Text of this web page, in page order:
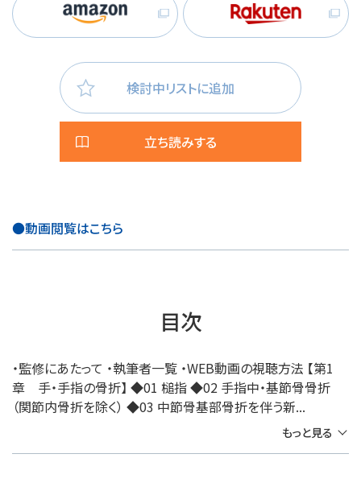
検討中リストに追加
立ち読みする
●動画閲覧はこちら
目次
・監修にあたって ・執筆者一覧 ・WEB動画の視聴方法 【第1
章 手・手指の骨折】 ◆01 槌指 ◆02 手指中・基節骨骨折
（関節内骨折を除く） ◆03 中節骨基部骨折を伴う新...
もっと見る